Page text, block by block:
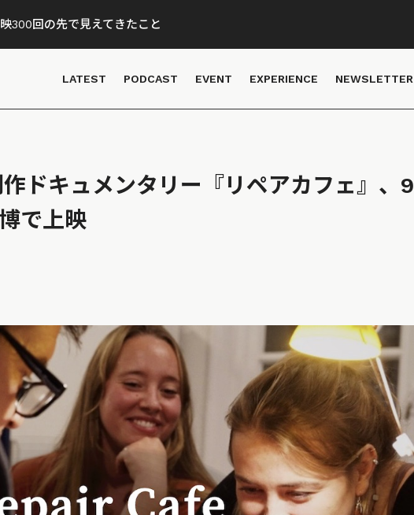
300回の先で見えてきたこと
LATEST PODCAST EVENT EXPERIENCE NEWSLETTER
作ドキュメンタリー『リペアカフェ』、9
で上映